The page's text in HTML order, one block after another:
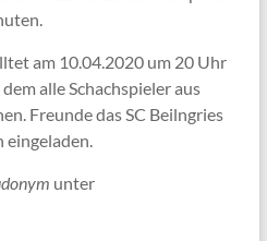
am 10.04.2020 um 20 Uhr
alle Schachspieler aus
Freunde das SC Beilngries
eingeladen.
unter